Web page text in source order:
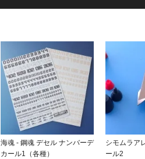
海魂 - 鋼魂 デセル ナンバーデ
カール1（各種）
シモムラア
ール2